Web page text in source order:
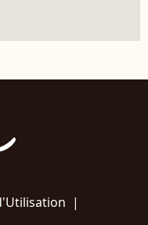
|